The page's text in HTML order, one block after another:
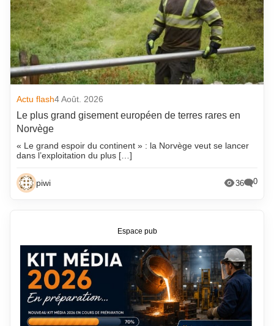
Actu flash4 Août. 2026
Le plus grand gisement européen de terres rares en
Norvège
« Le grand espoir du continent » : la Norvège veut se lancer
dans l’exploitation du plus […]
piwi 36 0
Espace pub